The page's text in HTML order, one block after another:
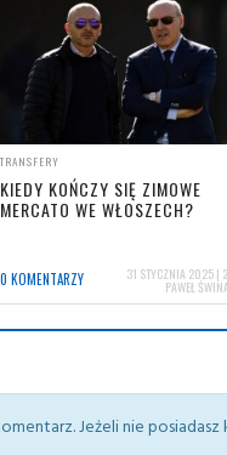
TRANSFERY
KIEDY KOŃCZY SIĘ ZIMOWE
MERCATO WE WŁOSZECH?
0 KOMENTARZY 31 STYCZNIA 2025 |
PAWEŁ
Jeżeli nie posiadasz